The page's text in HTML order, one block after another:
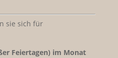
sie sich für
Feiertagen) im Monat